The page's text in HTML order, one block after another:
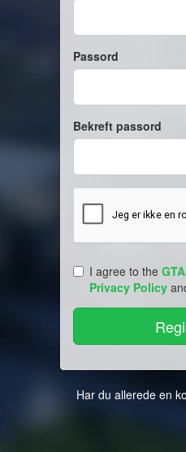
Passord
Bekreft passord
I agree to the
Privacy Policy
Har du allerede en